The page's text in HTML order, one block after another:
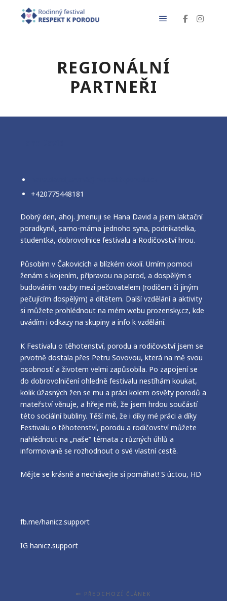
REGIONÁLNÍ
PARTNEŘI
+420775448181
Dobrý den, ahoj. Jmenuji se Hana David a jsem laktační
poradkyně, samo-máma jednoho syna, podnikatelka,
studentka, dobrovolnice festivalu a Rodičovství hrou.
Působím v Čakovicích a blízkém okolí. Umím pomoci
ženám s kojením, přípravou na porod, a dospělým s
budováním vazby mezi pečovatelem (rodičem či jiným
pečujícím dospělým) a dítětem. Další vzdělání a aktivity
si můžete prohlédnout na mém webu prozensky.cz, kde
uvádím i odkazy na skupiny a info k vzdělání.
K Festivalu o těhotenství, porodu a rodičovství jsem se
prvotně dostala přes Petru Sovovou, která na mě svou
osobností a životem velmi zapůsobila. Po zapojení se
do dobrovolničení ohledně festivalu nestíhám koukat,
kolik úžasných žen se mu a práci kolem osvěty porodů a
mateřství věnuje, a hřeje mě, že jsem hrdou součástí
této sociální bubliny. Těší mě, že i díky mé práci a díky
Festivalu o těhotenství, porodu a rodičovství můžete
nahlédnout na „naše“ témata z různých úhlů a
informovaně se rozhodnout o své vlastní cestě.
Mějte se krásně a nechávejte si pomáhat! S úctou, HD
fb.me/hanicz.support
IG hanicz.support
PŘEDCHOZÍ ČLÁNEK